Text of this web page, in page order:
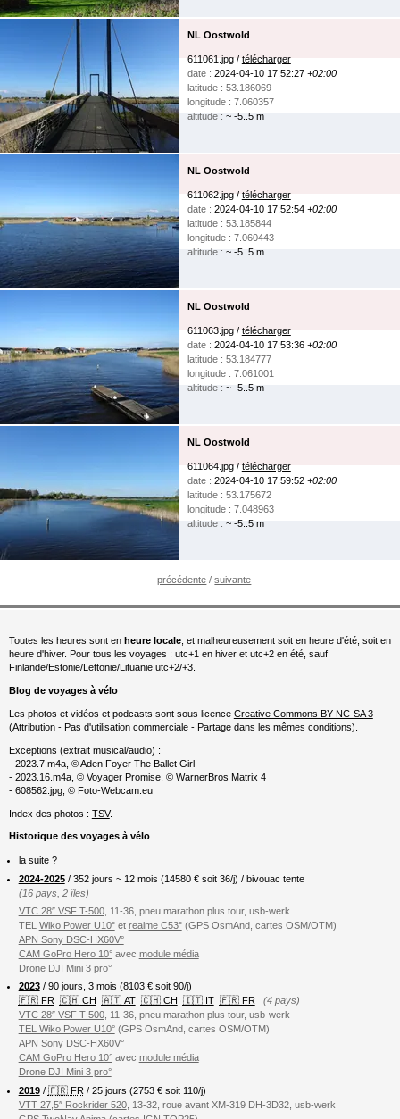
NL Oostwold
611061.jpg / télécharger
date : 2024-04-10 17:52:27 +02:00
latitude : 53.186069
longitude : 7.060357
altitude :~ -5..5 m
NL Oostwold
611062.jpg / télécharger
date : 2024-04-10 17:52:54 +02:00
latitude : 53.185844
longitude : 7.060443
altitude :~ -5..5 m
NL Oostwold
611063.jpg / télécharger
date : 2024-04-10 17:53:36 +02:00
latitude : 53.184777
longitude : 7.061001
altitude :~ -5..5 m
NL Oostwold
611064.jpg / télécharger
date : 2024-04-10 17:59:52 +02:00
latitude : 53.175672
longitude : 7.048963
altitude :~ -5..5 m
précédente /suivante
Toutes les heures sont en heure locale, et malheureusement soit en heure d'été, soit en
heure d'hiver. Pour tous les voyages : utc+1 en hiver et utc+2 en été, sauf
Finlande/Estonie/Lettonie/Lituanie utc+2/+3.
Blog de voyages à vélo
Les photos et vidéos et podcasts sont sous licence Creative Commons BY-NC-SA 3
(Attribution - Pas d'utilisation commerciale - Partage dans les mêmes conditions).
Exceptions (extrait musical/audio) :
- 2023.7.m4a, © Aden Foyer The Ballet Girl
- 2023.16.m4a, © Voyager Promise, © WarnerBros Matrix 4
- 608562.jpg, © Foto-Webcam.eu
Index des photos : TSV.
Historique des voyages à vélo
la suite ?
2024-2025/ 352 jours ~ 12 mois (14580€ soit 36/j) / bivouac tente
(16 pays, 2 îles)
VTC 28″ VSF T-500, 11-36, pneu marathon plus tour, usb-werk
TEL Wiko Power U10°et realme C53°(GPS OsmAnd, cartes OSM/OTM)
APN Sony DSC-HX60V°
CAM GoPro Hero 10°avec module média
Drone DJI Mini 3 pro°
2023/ 90 jours, 3 mois (8103 € soit 90/j)
🇫🇷 FR 🇨🇭 CH 🇦🇹 AT 🇨🇭 CH 🇮🇹 IT 🇫🇷 FR
(4 pays)
VTC 28″ VSF T-500, 11-36, pneu marathon plus tour, usb-werk
TEL Wiko Power U10°(GPS OsmAnd, cartes OSM/OTM)
APN Sony DSC-HX60V°
CAM GoPro Hero 10°avec module média
Drone DJI Mini 3 pro°
2019/ 🇫🇷 FR / 25 jours (2753 € soit 110/j)
VTT 27,5″ Rockrider 520, 13-32, roue avant XM-319 DH-3D32, usb-werk